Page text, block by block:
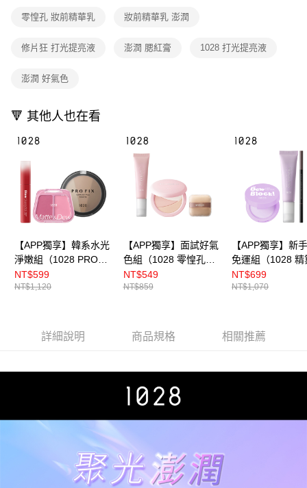
客戶支援中心」https://netprotections.freshdesk.com/support/home
１．透過由恩沛科技股份有限公司提供之「AFTEE先享後付」服務完成之交
權轉讓予恩沛科技股份有限公司。
２．關於個人資料處理事宜，請瀏覽以下網址：
３．未成年的使用者請事先徵得法定代理人或監護人之同意方可使用
「AFTEE先享後付」，若未經同意申辦者引起之損失，本公司不負相關責
４．使用「AFTEE先享後付」時，將依據個別帳號之用戶狀況，依本公司即
時審查核予不同之上限額度；若仍有額度不足之情形，本公司將視審查結果
請求用戶進行身份認證。
５．嚴禁一人註冊多個帳號或使用他人資訊註冊。若發現惡意使用之情形，
恩沛科技股份有限公司將有權停止該用戶之使用額度並採取法律行動。
每筆NT$90，滿NT$599(含以上)免運費
國家/地區配送（宇迅）
零惶孔 妝前精華乳 妝前精華乳 澎潤
修片狂 打光提亮液 澎潤 腮紅膏 1028 打光提亮液
澎潤 好氣色
🔻 其他人也在看
【APP獨享】韓系水光
淨嫩組（1028 PRO
FIX 修片狂零邊界修容
餅+1028 水霧交融澎潤
NT$599
NT$1,120
【APP獨享】面試好氣
色組（1028 零惶孔三
色柔焦蜜粉餅+1028 零
惶孔校色妝前精華乳
by 1028）
NT$549
NT$859
【APP獨享】新
免運組（1028 精
持色細眉筆
PRO FIX 修片狂
+1028 Dew
濕蜜粉餅）
NT$699
NT$1,070
詳細說明 商品規格 相關推薦